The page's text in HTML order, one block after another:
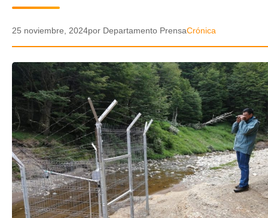
AUDIOS
VIDEOS
GALERIA DE FOTOS
APP MÓVIL
TRANSPARENCIA
25 noviembre, 2024por Departamento PrensaCrónica